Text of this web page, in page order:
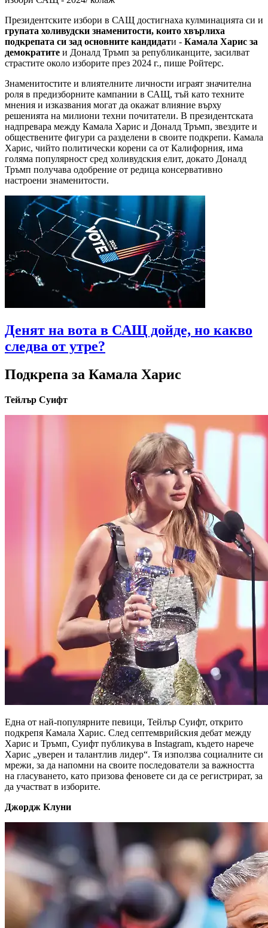
Президентските избори в САЩ достигнаха кулминацията си и
групата холивудски знаменитости, които хвърлиха
подкрепата си зад основните кандидати - Камала Харис за
демократите и Доналд Тръмп за републиканците, засилват
страстите около изборите през 2024 г., пише Ройтерс.
Знаменитостите и влиятелните личности играят значителна
роля в предизборните кампании в САЩ, тъй като техните
мнения и изказвания могат да окажат влияние върху
решенията на милиони техни почитатели. В президентската
надпревара между Камала Харис и Доналд Тръмп, звездите и
обществените фигури са разделени в своите подкрепи. Камала
Харис, чийто политически корени са от Калифорния, има
голяма популярност сред холивудския елит, докато Доналд
Тръмп получава одобрение от редица консервативно
настроени знаменитости.
Денят на вота в САЩ дойде, но какво
следва от утре?
Подкрепа за Камала Харис
Тейлър Суифт
Една от най-популярните певици, Тейлър Суифт, открито
подкрепя Камала Харис. След септемврийския дебат между
Харис и Тръмп, Суифт публикува в Instagram, където нарече
Харис „уверен и талантлив лидер“. Тя използва социалните си
мрежи, за да напомни на своите последователи за важността
на гласуването, като призова феновете си да се регистрират, за
да участват в изборите.
Джордж Клуни